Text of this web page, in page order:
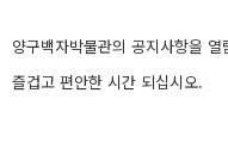
양구백자박물관의 공지사항을
즐겁고 편안한 시간 되십시오.